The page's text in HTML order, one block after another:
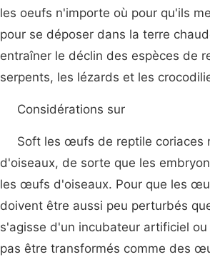
les oeufs n'importe où pour qu'ils
pour se déposer dans la terre
entraîner le déclin des espèces de
serpents, les lézards et les
Considérations sur
Soft les œufs de reptile coriaces
d'oiseaux, de sorte que les
les œufs d'oiseaux. Pour que les
doivent être aussi peu perturbés
s'agisse d'un incubateur artificiel
pas être transformés comme des